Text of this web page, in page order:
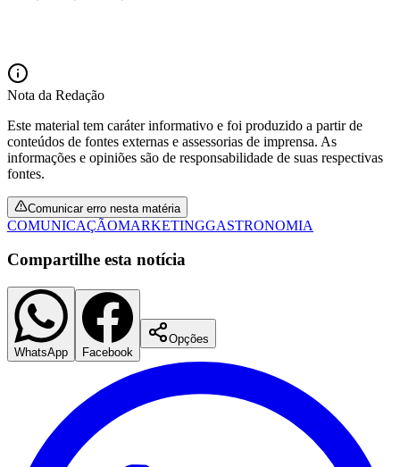
São Paulo
campanha reforça a visão social first da marca,
buscando estar no centro das conversas e da cultura
"Em 2026, entendemos que o consumidor não quer
fragmentar suas celebrações, mas sim potencializá-las.
Por isso, a nova campanha posiciona Yoki como o elo
entre essas duas grandes paixões nacionais. O filme
protagonizado pela Simone é o ponto alto desse
Yoki faz parte da cultura brasileira e dos momentos de
comemoração", afirma Fabiola Menezes, CMO de Yoki.
Os sabores oficiais do arraiá já podem ser encontrados
nos principais supermercados do Brasil.